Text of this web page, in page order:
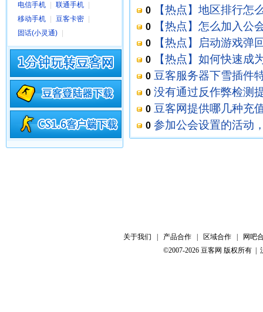
电信手机
联通手机
移动手机
豆客卡密
固话(小灵通)
CS1.6
0 【热点】地区排行怎
0 【热点】怎么加入公
0 【热点】启动游戏弹
0
【热点】如何快速成
游戏]
0 豆客服务器下雪插件
游戏]
0 没有通过反作弊检测
CS(反恐精英)游戏]
0 豆客网提供哪几种充
0 参加公会设置的活动
[CS(反恐精英)游戏]
关于我们 产品合作 区域合作
网吧
©2007-2026 豆客网 版权所有 |